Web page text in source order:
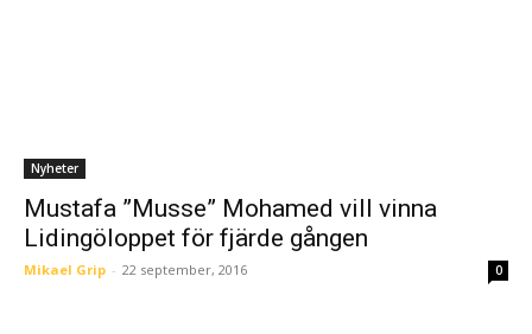
Nyheter
Mustafa ”Musse” Mohamed vill vinna
Lidingöloppet för fjärde gången
Mikael Grip - 22 september, 2016 0